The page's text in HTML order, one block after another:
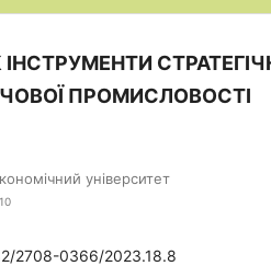
ПРОМИСЛОВОСТІ
університет
2708-0366/2023.18.8